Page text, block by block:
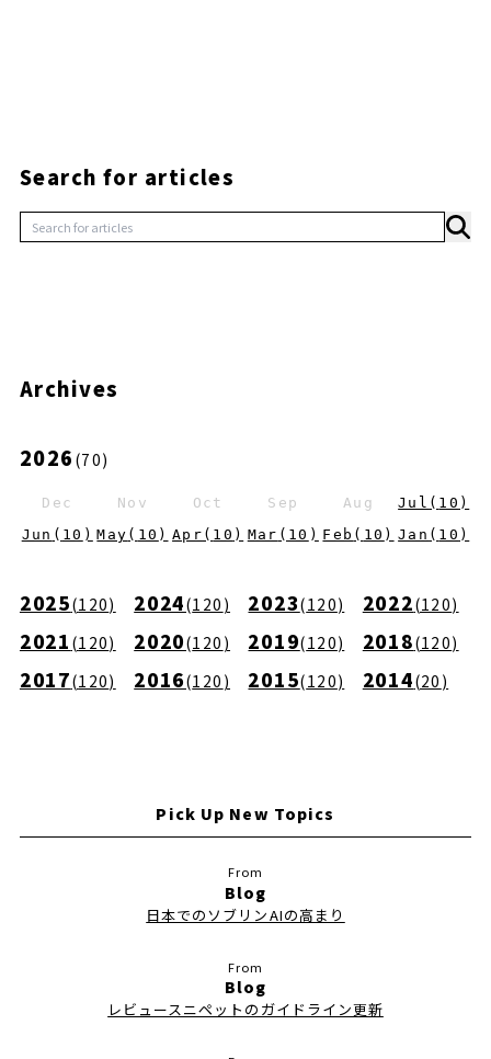
Search for articles
Archives
2026 (70)
Dec Nov Oct Sep Aug Jul ( 10 )
Jun ( 10 ) May ( 10 ) Apr ( 10 ) Mar ( 10 ) Feb ( 10 ) Jan ( 10 )
2025(120) 2024(120 ) 2023(120) 2022(120)
2021 (120) 2020(120 ) 2019(120) 2018(120)
2017(120) 2016(120 ) 2015(120) 2014(20 )
Pick Up New Topics
Blog
日本でのソブリンAIの高まり
Blog
レビュースニペットのガイドライン更新